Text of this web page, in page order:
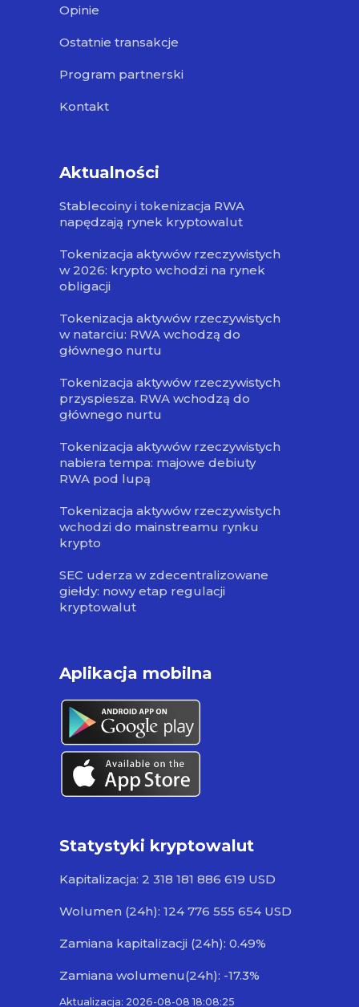
Opinie
Ostatnie transakcje
Program partnerski
Kontakt
Aktualności
Stablecoiny i tokenizacja RWA
napędzają rynek kryptowalut
Tokenizacja aktywów rzeczywistych
w 2026: krypto wchodzi na rynek
obligacji
Tokenizacja aktywów rzeczywistych
w natarciu: RWA wchodzą do
głównego nurtu
Tokenizacja aktywów rzeczywistych
przyspiesza. RWA wchodzą do
głównego nurtu
Tokenizacja aktywów rzeczywistych
nabiera tempa: majowe debiuty
RWA pod lupą
Tokenizacja aktywów rzeczywistych
wchodzi do mainstreamu rynku
krypto
SEC uderza w zdecentralizowane
giełdy: nowy etap regulacji
kryptowalut
Aplikacja mobilna
Statystyki kryptowalut
Kapitalizacja: 2 318 181 886 619 USD
Wolumen (24h): 124 776 555 654 USD
Zamiana kapitalizacji (24h): 0.49%
Zamiana wolumenu(24h): -17.3%
Aktualizacja: 2026-08-08 18:08:25